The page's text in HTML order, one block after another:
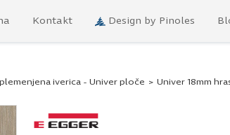
Kontakt Design by Pinoles
iverica - Univer ploče > Univer 18mm